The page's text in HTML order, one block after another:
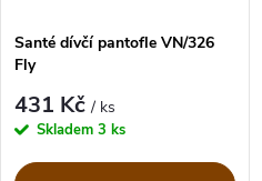
p
r
s
p
r
Santé dívčí pantofle VN/326
Fly
431 Kč/ ks
Skladem 3 ks